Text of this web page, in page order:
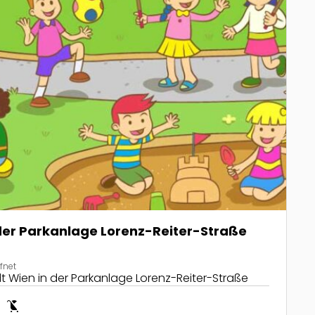
Parkanlage Lorenz-Reiter-Straße
Wien in der Parkanlage Lorenz-Reiter-Straße
child_friendly